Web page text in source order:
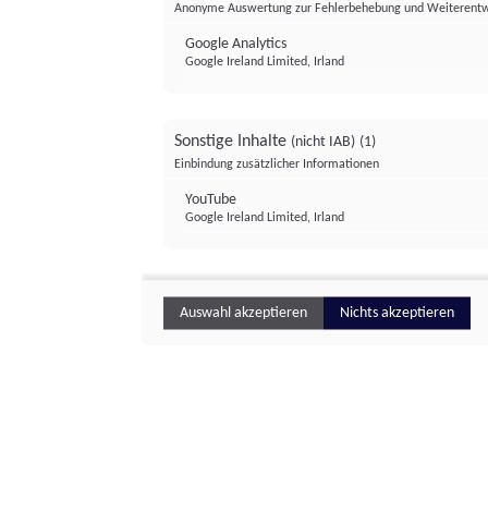
Anonyme Auswertung zur Fehlerbehebung und
Google Analytics
Google Ireland Limited, Irland
Sonstige Inhalte (nicht IAB) (1)
Einbindung zusätzlicher Informationen
YouTube
Google Ireland Limited, Irland
Auswahl akzeptieren Nichts akzeptieren